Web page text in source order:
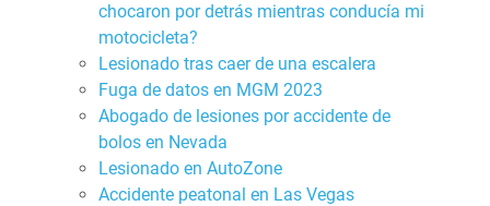
chocaron por detrás mientras conducía mi
motocicleta?
Lesionado tras caer de una escalera
Fuga de datos en MGM 2023
Abogado de lesiones por accidente de
bolos en Nevada
Lesionado en AutoZone
Accidente peatonal en Las Vegas